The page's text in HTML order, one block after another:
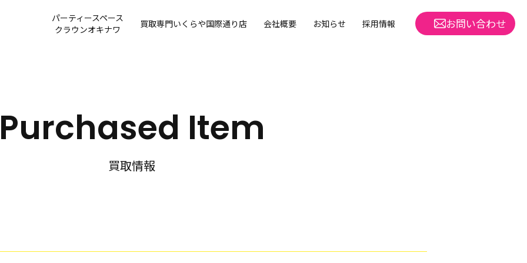
パーティースペース
クラウンオキナワ
買取専門いくらや国際通り店 会社概要 お知らせ 採用情報 お問い合わせ
Item
買取情報